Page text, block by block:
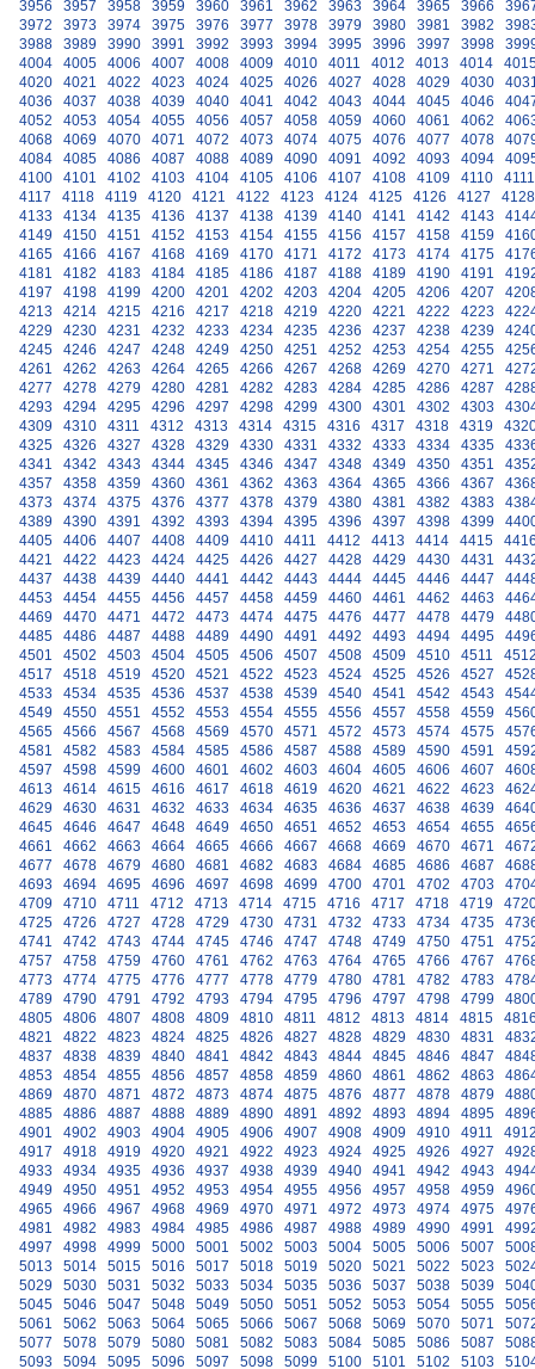
3956
3957 3958 3959 3960 3961 3962 3963 3964 3965 3966
3972
3973 3974 3975 3976 3977 3978 3979 3980 3981 3982
3988
3989 3990 3991 3992 3993 3994 3995 3996 3997 3998
4004
4005 4006 4007 4008 4009 4010 4011 4012 4013 4014
4020
4021 4022 4023 4024 4025 4026 4027 4028 4029 4030
4036
4037 4038 4039 4040 4041 4042 4043 4044 4045 4046
4052
4053 4054 4055 4056 4057 4058 4059 4060 4061 4062
4068
4069 4070 4071 4072 4073 4074 4075 4076 4077 4078
4084
4085 4086 4087 4088 4089 4090 4091 4092 4093 4094
4100
4101 4102 4103 4104 4105 4106 4107 4108 4109 4110
4111
4117
4118 4119 4120 4121 4122 4123 4124 4125 4126 4127
4128
4133
4134 4135 4136 4137 4138 4139 4140 4141 4142 4143
4149
4150 4151 4152 4153 4154 4155 4156 4157 4158 4159
4165
4166 4167 4168 4169 4170 4171 4172 4173 4174 4175
4181
4182 4183 4184 4185 4186 4187 4188 4189 4190 4191
4197
4198 4199 4200 4201 4202 4203 4204 4205 4206 4207
4213
4214 4215 4216 4217 4218 4219 4220 4221 4222 4223
4229
4230 4231 4232 4233 4234 4235 4236 4237 4238 4239
4245
4246 4247 4248 4249 4250 4251 4252 4253 4254 4255
4261
4262 4263 4264 4265 4266 4267 4268 4269 4270 4271
4277
4278 4279 4280 4281 4282 4283 4284 4285 4286 4287
4293
4294 4295 4296 4297 4298 4299 4300 4301 4302 4303
4309
4310 4311 4312 4313 4314 4315 4316 4317 4318 4319
4325
4326 4327 4328 4329 4330 4331 4332 4333 4334 4335
4341
4342 4343 4344 4345 4346 4347 4348 4349 4350 4351
4357
4358 4359 4360 4361 4362 4363 4364 4365 4366 4367
4373
4374 4375 4376 4377 4378 4379 4380 4381 4382 4383
4389
4390 4391 4392 4393 4394 4395 4396 4397 4398 4399
4405
4406 4407 4408 4409 4410 4411 4412 4413 4414 4415
4421
4422 4423 4424 4425 4426 4427 4428 4429 4430 4431
4437
4438 4439 4440 4441 4442 4443 4444 4445 4446 4447
4453
4454 4455 4456 4457 4458 4459 4460 4461 4462 4463
4469
4470 4471 4472 4473 4474 4475 4476 4477 4478 4479
4485
4486 4487 4488 4489 4490 4491 4492 4493 4494 4495
4501
4502 4503 4504 4505 4506 4507 4508 4509 4510 4511
4517
4518 4519 4520 4521 4522 4523 4524 4525 4526 4527
4533
4534 4535 4536 4537 4538 4539 4540 4541 4542 4543
4549
4550 4551 4552 4553 4554 4555 4556 4557 4558 4559
4565
4566 4567 4568 4569 4570 4571 4572 4573 4574 4575
4581
4582 4583 4584 4585 4586 4587 4588 4589 4590 4591
4597
4598 4599 4600 4601 4602 4603 4604 4605 4606 4607
4613
4614 4615 4616 4617 4618 4619 4620 4621 4622 4623
4629
4630 4631 4632 4633 4634 4635 4636 4637 4638 4639
4645
4646 4647 4648 4649 4650 4651 4652 4653 4654 4655
4661
4662 4663 4664 4665 4666 4667 4668 4669 4670 4671
4677
4678 4679 4680 4681 4682 4683 4684 4685 4686 4687
4693
4694 4695 4696 4697 4698 4699 4700 4701 4702 4703
4709
4710 4711 4712 4713 4714 4715 4716 4717 4718 4719
4725
4726 4727 4728 4729 4730 4731 4732 4733 4734 4735
4741
4742 4743 4744 4745 4746 4747 4748 4749 4750 4751
4757
4758 4759 4760 4761 4762 4763 4764 4765 4766 4767
4773
4774 4775 4776 4777 4778 4779 4780 4781 4782 4783
4789
4790 4791 4792 4793 4794 4795 4796 4797 4798 4799
4805
4806 4807 4808 4809 4810 4811 4812 4813 4814 4815
4821
4822 4823 4824 4825 4826 4827 4828 4829 4830 4831
4837
4838 4839 4840 4841 4842 4843 4844 4845 4846 4847
4853
4854 4855 4856 4857 4858 4859 4860 4861 4862 4863
4869
4870 4871 4872 4873 4874 4875 4876 4877 4878 4879
4885
4886 4887 4888 4889 4890 4891 4892 4893 4894 4895
4901
4902 4903 4904 4905 4906 4907 4908 4909 4910 4911
4917
4918 4919 4920 4921 4922 4923 4924 4925 4926 4927
4933
4934 4935 4936 4937 4938 4939 4940 4941 4942 4943
4949
4950 4951 4952 4953 4954 4955 4956 4957 4958 4959
4965
4966 4967 4968 4969 4970 4971 4972 4973 4974 4975
4981
4982 4983 4984 4985 4986 4987 4988 4989 4990 4991
4997
4998 4999 5000 5001 5002 5003 5004 5005 5006 5007
5013
5014 5015 5016 5017 5018 5019 5020 5021 5022 5023
5029
5030 5031 5032 5033 5034 5035 5036 5037 5038 5039
5045
5046 5047 5048 5049 5050 5051 5052 5053 5054 5055
5061
5062 5063 5064 5065 5066 5067 5068 5069 5070 5071
5077
5078 5079 5080 5081 5082 5083 5084 5085 5086 5087
5093
5094 5095 5096 5097 5098 5099 5100 5101 5102 5103